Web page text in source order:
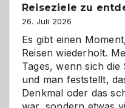
Reiseziele zu
26. Juli 2026
Es gibt einen
Reisen wiederholt.
Tages, wenn sich
und man feststellt,
Denkmal oder das